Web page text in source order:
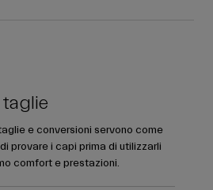
e conversioni servono come
provare i capi prima di utilizzarli
comfort e prestazioni.